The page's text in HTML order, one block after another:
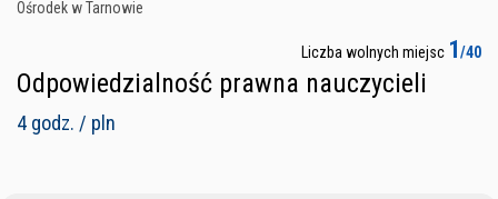
Ośrodek w Tarnowie
Liczba wolnych miejsc 1/40
Odpowiedzialność prawna nauczycieli
4 godz. / pln